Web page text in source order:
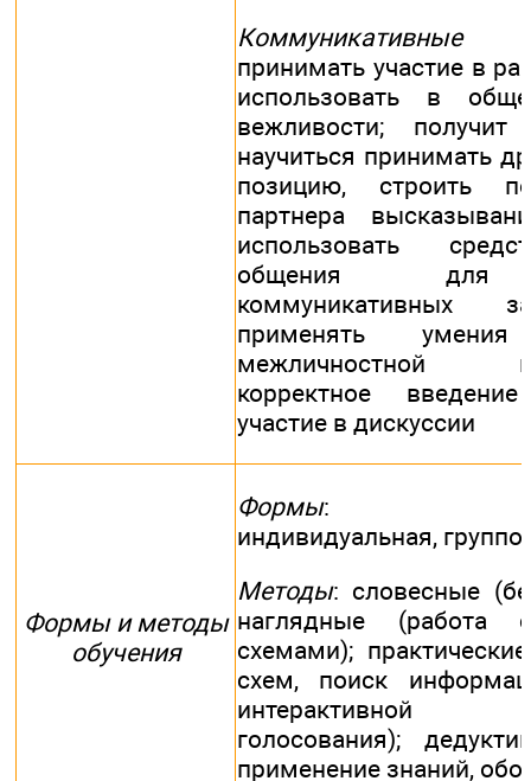
Коммуникативные-
принимать участие в
использовать в
вежливости; получит
научиться принимать
позицию, строить
партнера
использовать
общения для
коммуникативных
применять
межличностной
корректное
участие в дискуссии
Формы и методы
обучения
Формы:
индивидуальная,
Методы: словесные
наглядные (работа
схемами);
схем, поиск
интерактивной
голосования);
применение знаний,